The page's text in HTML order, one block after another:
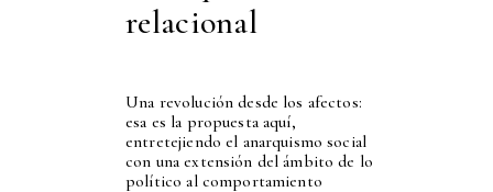
relacional
Una revolución desde los afectos:
esa es la propuesta aquí,
entretejiendo el anarquismo social
con una extensión del ámbito de lo
político al comportamiento